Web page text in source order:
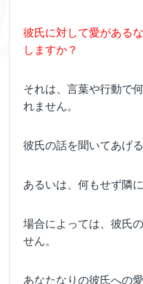
彼氏に対して愛がある
しますか？
それは、言葉や行動で
れません。
彼氏の話を聞いてあげ
あるいは、何もせず隣
場合によっては、彼氏
せん。
あなたなりの彼氏への